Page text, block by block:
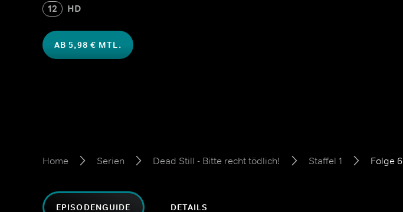
12 HD
AB 5,98 € MTL.
Home Serien Dead Still - Bitte recht tödlich! Staffel 1 Folge 6
EPISODENGUIDE DETAILS